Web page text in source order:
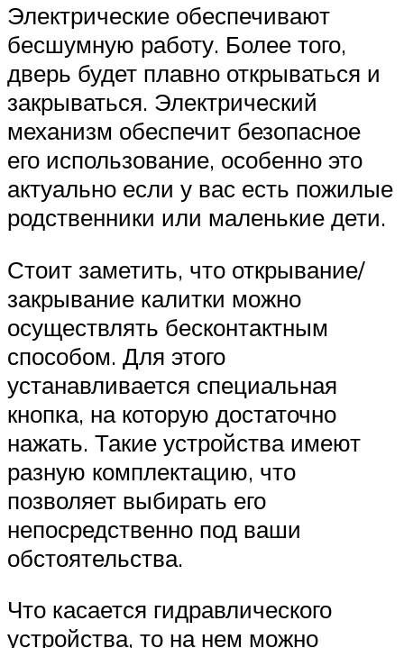
Электрические обеспечивают
бесшумную работу. Более того,
дверь будет плавно открываться и
закрываться. Электрический
механизм обеспечит безопасное
его использование, особенно это
актуально если у вас есть пожилые
родственники или маленькие дети.
Стоит заметить, что открывание/
закрывание калитки можно
осуществлять бесконтактным
способом. Для этого
устанавливается специальная
кнопка, на которую достаточно
нажать. Такие устройства имеют
разную комплектацию, что
позволяет выбирать его
непосредственно под ваши
обстоятельства.
Что касается гидравлического
устройства, то на нем можно